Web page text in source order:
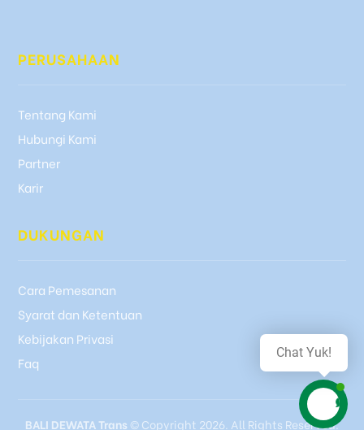
PERUSAHAAN
Tentang Kami
Hubungi Kami
Partner
Karir
DUKUNGAN
Cara Pemesanan
Syarat dan Ketentuan
Kebijakan Privasi
Faq
BALI DEWATA Trans © Copyright 2026. All Rights Reserved.
Chat Yuk!